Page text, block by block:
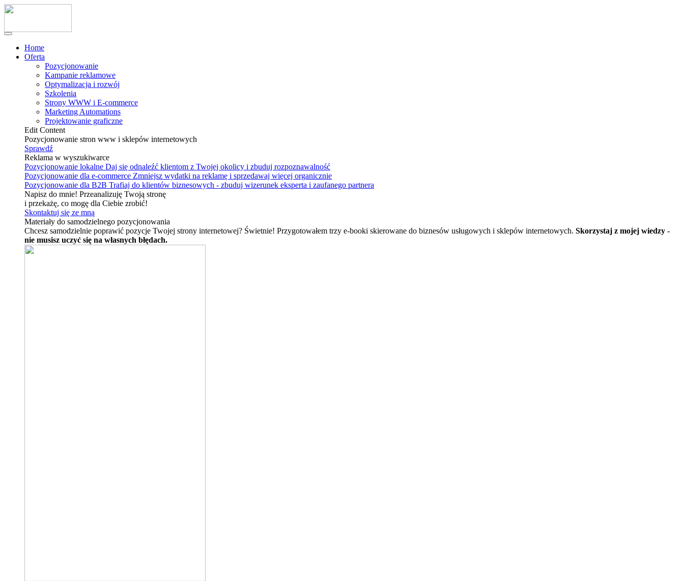
Home
Oferta
Pozycjonowanie
Kampanie reklamowe
Optymalizacja i rozwój
Szkolenia
Strony WWW i E-commerce
Marketing Automations
Projektowanie graficzne
Edit Content
Pozycjonowanie stron www i sklepów internetowych
Sprawdź
Reklama w wyszukiwarce
Pozycjonowanie lokalne Daj się odnaleźć klientom z Twojej okolicy i zbuduj rozpoznawalność
Pozycjonowanie dla e-commerce Zmniejsz wydatki na reklamę i sprzedawaj więcej organicznie
Pozycjonowanie dla B2B Trafiaj do klientów biznesowych - zbuduj wizerunek eksperta i zaufanego partnera
Napisz do mnie! Przeanalizuję Twoją stronę
i przekażę, co mogę dla Ciebie zrobić!
Skontaktuj się ze mną
Materiały do samodzielnego pozycjonowania
Chcesz samodzielnie poprawić pozycje Twojej strony internetowej? Świetnie! Przygotowałem trzy e-booki skierowane do biznesów usługowych i sklepów internetowych. Skorzystaj z mojej wiedzy -
nie musisz uczyć się na własnych błędach.